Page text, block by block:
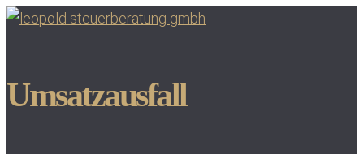
Umsatzausfall